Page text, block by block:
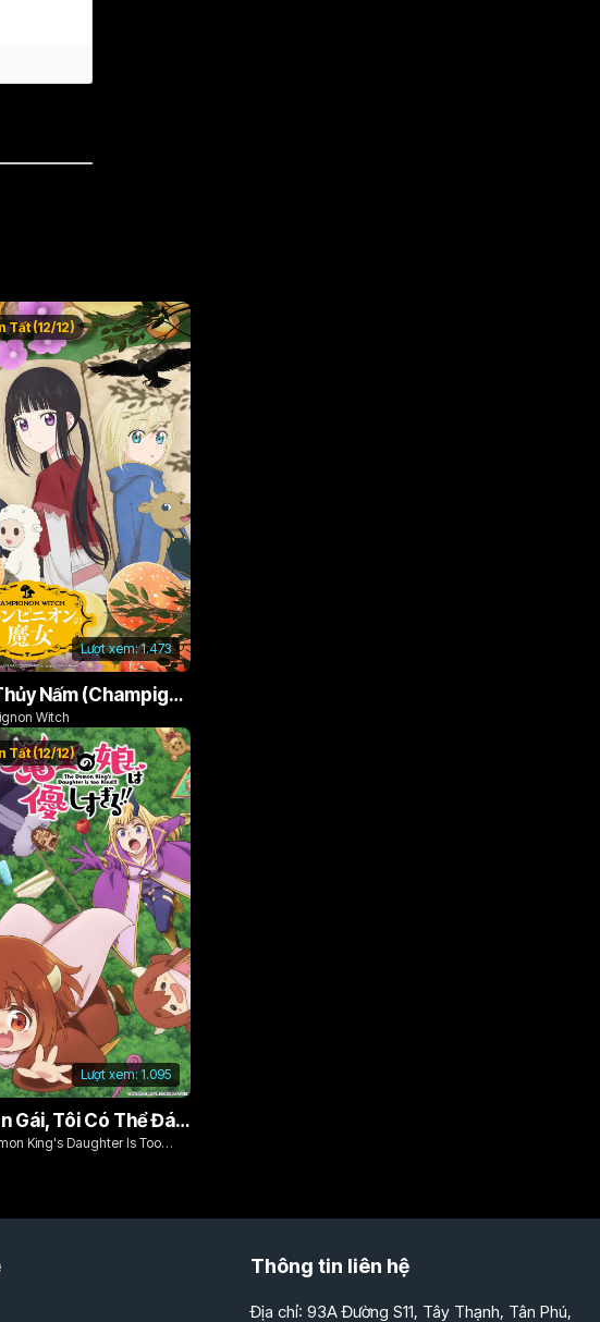
Lượt xem:1.473
Tất (12/12)
Phù Thủy Nấm (Champignon no Majo)
Witch
Lượt xem: 1.095
Tất (12/12)
Vì Con Gái, Tôi Có Thể Đánh Bại Cả Ma Vương
King's Daughter Is Too
Thông tin liên hệ
Địa chỉ: 93A Đường S11, Tây Thạnh, Tân Phú,